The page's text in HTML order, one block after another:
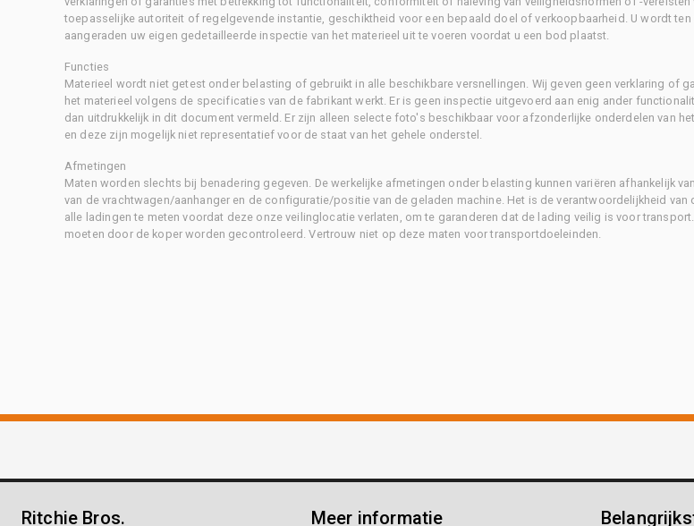
toepasselijke autoriteit of regelgevende instantie, geschiktheid voor een bepaald doel of verkoopbaarheid. U wordt ten
aangeraden uw eigen gedetailleerde inspectie van het materieel uit te voeren voordat u een bod plaatst.
Functies
Materieel wordt niet getest onder belasting of gebruikt in alle beschikbare versnellingen. Wij geven geen verklaring of
het materieel volgens de specificaties van de fabrikant werkt. Er is geen inspectie uitgevoerd aan enig ander
dan uitdrukkelijk in dit document vermeld. Er zijn alleen selecte foto's beschikbaar voor afzonderlijke onderdelen van het
en deze zijn mogelijk niet representatief voor de staat van het gehele onderstel.
Afmetingen
Maten worden slechts bij benadering gegeven. De werkelijke afmetingen onder belasting kunnen variëren afhankelijk
van de vrachtwagen/aanhanger en de configuratie/positie van de geladen machine. Het is de verantwoordelijkheid van
alle ladingen te meten voordat deze onze veilinglocatie verlaten, om te garanderen dat de lading veilig is voor
moeten door de koper worden gecontroleerd. Vertrouw niet op deze maten voor transportdoeleinden.
Ritchie Bros. Meer informatie